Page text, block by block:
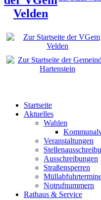
Startseite
Aktuelles
Wahlen
Veranstaltungen
Ausschreibungen
Straßensperren
Notrufnummern
Rathaus & Service